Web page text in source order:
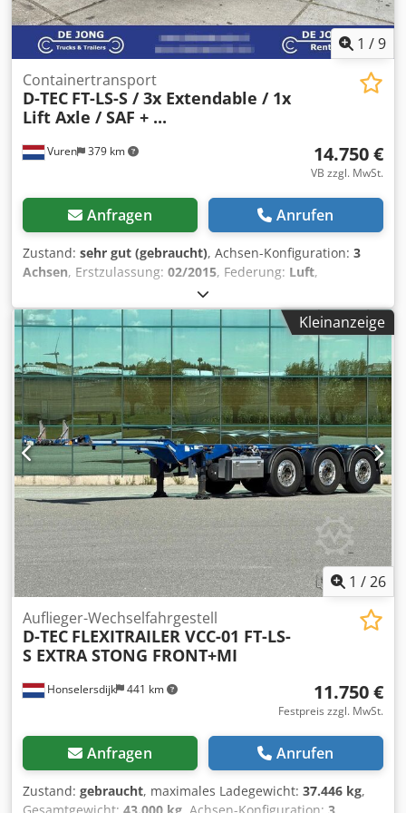
1 /9
Vuren 379 km
Containertransport
D-TEC FT-LS-S / 3x Extendable / 1x
Lift Axle / SAF + ...
14.750 €
VB zzgl. MwSt.
Anfragen Anrufen
Zustand: sehr gut (gebraucht), Achsen-Konfiguration: 3
Achsen, Erstzulassung: 02/2015, Federung: Luft,
, Farbe:
Achskonfiguration Reifenmaß: 385/55R22.5 Marke Achsen:
SAF Bremsen: Scheibenbremsen Federung: Luftfederung
Hinterachse 1: Liftachse Gewichte Leergewicht: 4.761 kg
Zuladung: 38.239 kg zGG: 43.000 kg Zustand Technischer
Zustand: sehr gut Optischer Zustand: sehr gut Dcodpfx
Aezp E H Ejdzok Weitere Informationen Wenden Sie sich an
Arie, um weitere Informationen zu erhalten. = Weitere
Optionen und Zubehör = - Elektronisches Bremssystem
(EBS) - Hubachse - Luftfederung - Scheibenbremsen -
Twist-locks = Anmerkungen = D-TEC Flexitrailer 3x
Extendable / 1x Lift Axle / SAF + Disc Brakes
Kleinanzeige
1 /26
Honselersdijk 441 km
Auflieger-Wechselfahrgestell
D-TEC FLEXITRAILER VCC-01 FT-LS-
S EXTRA STONG FRONT+MI
11.750 €
Festpreis zzgl. MwSt.
Anfragen Anrufen
Zustand: gebraucht, maximales Ladegewicht: 37.446 kg,